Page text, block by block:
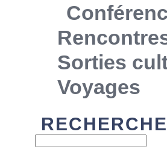
Sorties
Voyages
RECHERCHE